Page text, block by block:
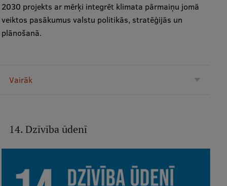
2030 projekts ar mērķi integrēt klimata pārmaiņu jomā
veiktos pasākumus valstu politikās, stratēģijās un
plānošanā.
Vairāk
14. Dzīvība ūdenī